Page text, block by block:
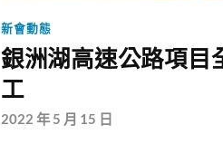
新會動態
銀洲湖高速公路項目
工
2022 年 5 月 15 日